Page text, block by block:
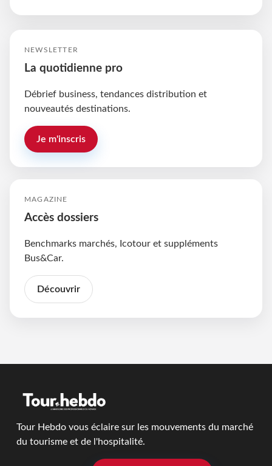
NEWSLETTER
La quotidienne pro
Débrief business, tendances distribution et
nouveautés destinations.
Je m'inscris
MAGAZINE
Accès dossiers
Benchmarks marchés, Icotour et suppléments
Bus&Car.
Découvrir
Tour Hebdo vous éclaire sur les mouvements du marché
du tourisme et de l'hospitalité.